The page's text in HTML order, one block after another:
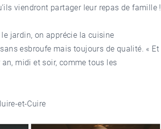
viendront partager leur repas de famille !
jardin, on apprécie la cuisine
esbroufe mais toujours de qualité. « Et
midi et soir, comme tous les
et-Cuire